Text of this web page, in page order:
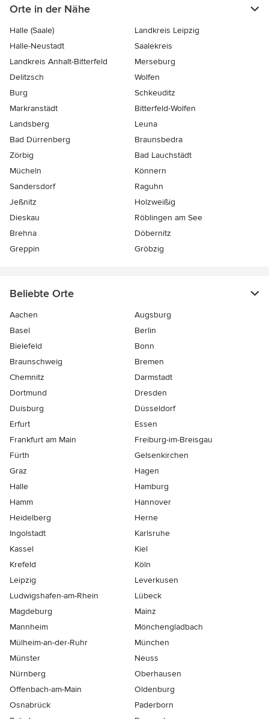
Orte in der Nähe
Halle (Saale)
Landkreis Leipzig
Halle-Neustadt
Saalekreis
Landkreis Anhalt-Bitterfeld
Merseburg
Delitzsch
Wolfen
Burg
Schkeuditz
Markranstädt
Bitterfeld-Wolfen
Landsberg
Leuna
Bad Dürrenberg
Braunsbedra
Zörbig
Bad Lauchstädt
Mücheln
Könnern
Sandersdorf
Raguhn
Jeßnitz
Holzweißig
Dieskau
Röblingen am See
Brehna
Döbernitz
Greppin
Gröbzig
Beliebte Orte
Aachen
Augsburg
Basel
Berlin
Bielefeld
Bonn
Braunschweig
Bremen
Chemnitz
Darmstadt
Dortmund
Dresden
Duisburg
Düsseldorf
Erfurt
Essen
Frankfurt am Main
Freiburg-im-Breisgau
Fürth
Gelsenkirchen
Graz
Hagen
Halle
Hamburg
Hamm
Hannover
Heidelberg
Herne
Ingolstadt
Karlsruhe
Kassel
Kiel
Krefeld
Köln
Leipzig
Leverkusen
Ludwigshafen-am-Rhein
Lübeck
Magdeburg
Mainz
Mannheim
Mönchen­gladbach
Mülheim-an-der-Ruhr
München
Münster
Neuss
Nürnberg
Oberhausen
Offenbach-am-Main
Oldenburg
Osnabrück
Paderborn